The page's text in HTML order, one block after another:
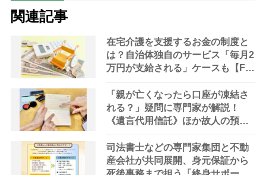
関連記事
在宅介護を支援するお金の制度と
は？自治体独自のサービス「毎月2
万円が支給される」ケースも【FP
解説】
「親が亡くなったら口座が凍結さ
れる？」疑問に専門家が解説！
《遺言代用信託》ほか故人の預金
を引き出す方法やサービス
司法書士などの専門家集団と不動
産会社が共同展開、身元保証から